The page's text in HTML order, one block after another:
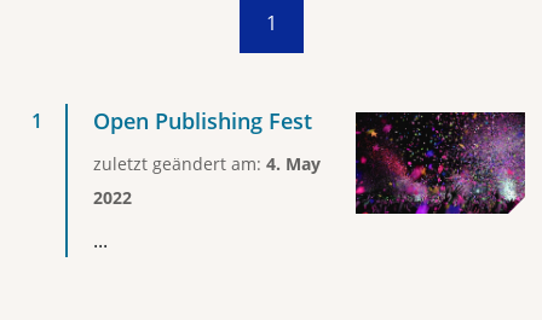
1
Open Publishing Fest
zuletzt geändert am: 4. May
2022
...